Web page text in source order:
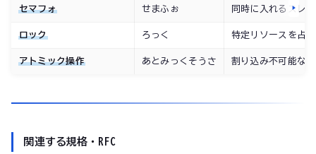
セマフォ せまふぉ 同時に入れるスレ
ロック ろっく 特定リソースを占
アトミック操作 あとみっくそうさ 割り込み不可能な
関連する規格・RFC